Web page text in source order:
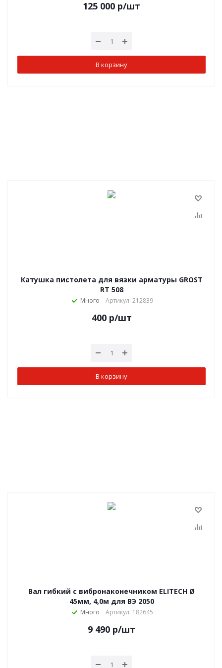
125 000 р/шт
В корзину
Катушка пистолета для вязки арматуры GROST
RT 508
Много Артикул: 212839
400р/шт
В корзину
Вал гибкий с вибронаконечником ELITECH Ø
45мм, 4,0м для ВЭ 2050
Много Артикул: 182645
9 490 р/шт